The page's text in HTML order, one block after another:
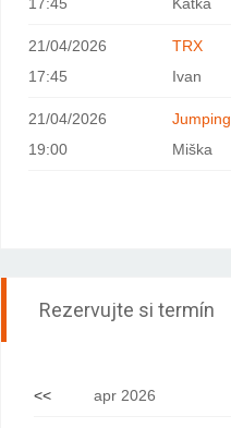
21/04/2026
17:45
TRX
Ivan
21/04/2026
19:00
Jumping
Miška
Rezervujte si termín
<< apr 2026